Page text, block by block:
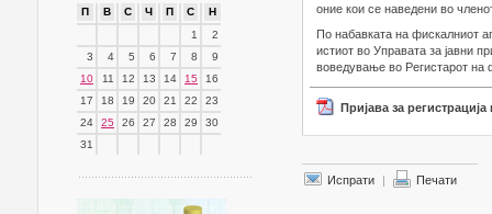
П В С Ч П С
Н
1
2
3
4 5 6 7 8
9
10
11 12 13 14 15
16
17
18 19 20 21 22
23
24
25 26 27 28 29
30
31
оние кои се наведени во
По набавката на фискалниот
истиот во Управата за јавни
воведување во Регистарот на
Пријава за
Испрати | Печати